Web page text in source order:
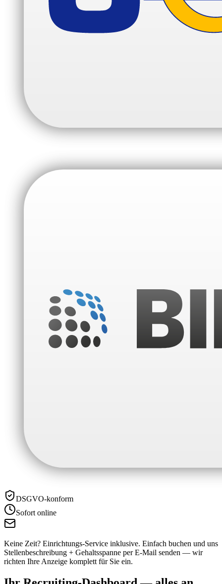
DSGVO-konform
Sofort online
Keine Zeit? Einrichtungs-Service inklusive. Einfach buchen und uns
Stellenbeschreibung + Gehaltsspanne per E-Mail senden — wir
richten Ihre Anzeige komplett für Sie ein.